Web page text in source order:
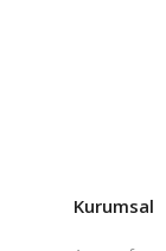
Kurumsal